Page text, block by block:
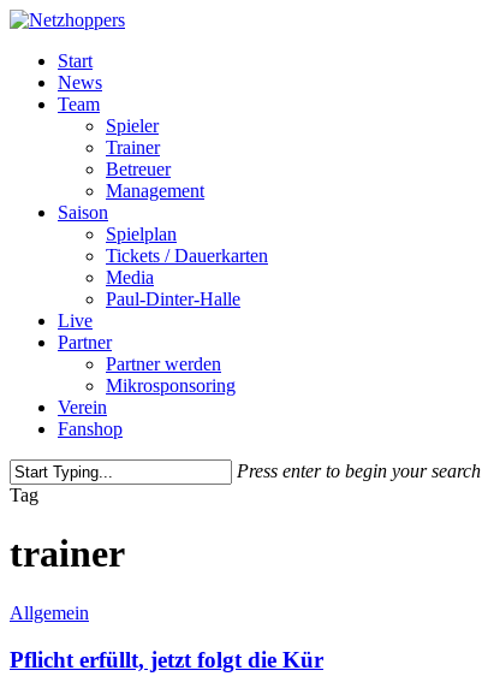
Skip
main
content
Menu
Start
News
Team
Spieler
Trainer
Betreuer
Management
Saison
Spielplan
Tickets / Dauerkarten
Media
Paul-Dinter-Halle
Live
Partner
Partner werden
Mikrosponsoring
Verein
Fanshop
Press enter to begin your search
Close
Tag
trainer
Allgemein
Pflicht erfüllt, jetzt folgt die Kür